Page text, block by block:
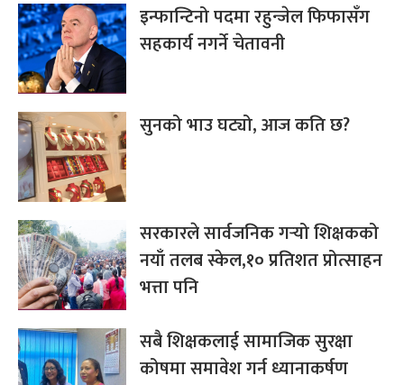
इन्फान्टिनो पदमा रहुन्जेल फिफासँग
सहकार्य नगर्ने चेतावनी
सुनको भाउ घट्यो, आज कति छ?
सरकारले सार्वजनिक गर्‍यो शिक्षकको
नयाँ तलब स्केल,१० प्रतिशत प्रोत्साहन
भत्ता पनि
सबै शिक्षकलाई सामाजिक सुरक्षा
कोषमा समावेश गर्न ध्यानाकर्षण